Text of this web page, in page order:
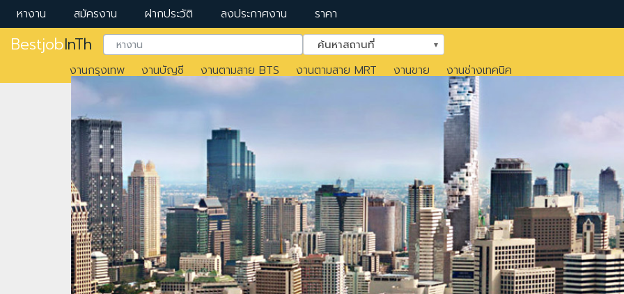
หางาน สมัครงาน ฝากประวัติ ลงประกาศงาน ราคา
BestjobInTh ค้นหาสถานที่
งานกรุงเทพ งานบัญชี งานตามสาย BTS งานตามสาย MRT งานขาย งานช่างเทคนิค